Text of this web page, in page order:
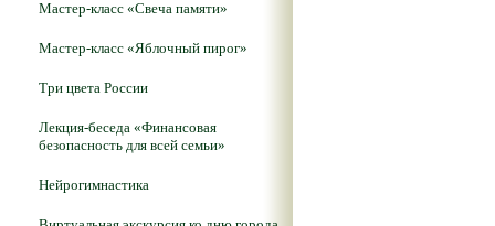
Мастер-класс «Свеча памяти»
Мастер-класс «Яблочный пирог»
Три цвета России
Лекция-беседа «Финансовая
безопасность для всей семьи»
Нейрогимнастика